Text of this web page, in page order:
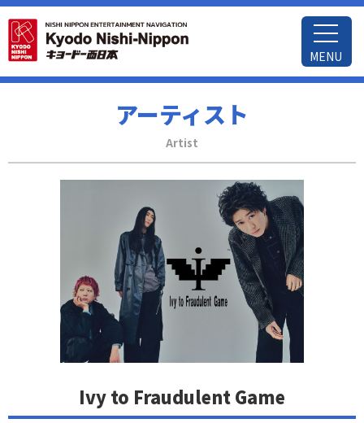
MENU
アーティスト
Artist
Ivy to Fraudulent Game